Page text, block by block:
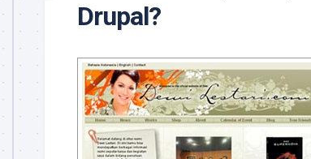
Drupal?